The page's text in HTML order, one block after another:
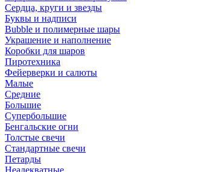
Сердца, круги и звезды
Буквы и надписи
Bubble и полимерные шары
Украшение и наполнение
Коробки для шаров
Пиротехника
Фейерверки и салюты
Малые
Средние
Большие
Супербольшие
Бенгальские огни
Толстые свечи
Стандартные свечи
Петарды
Неадекватные